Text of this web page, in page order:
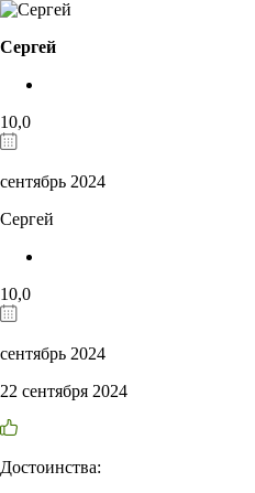
Сергей
10,0
сентябрь 2024
Сергей
10,0
сентябрь 2024
22 сентября 2024
Достоинства: